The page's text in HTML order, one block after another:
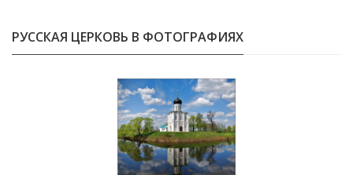
РУССКАЯ ЦЕРКОВЬ В ФОТОГРАФИЯХ